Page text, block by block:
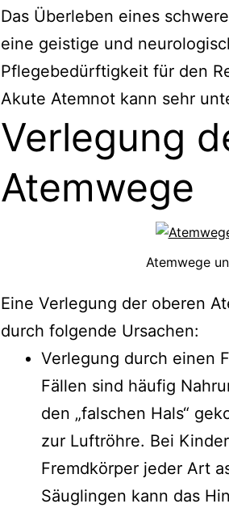
Das Überleben eines
eine geistige und
Pflegebedürftigkeit für den
Akute Atemnot kann sehr
Verlegung
Atemwege
Atemwege
Eine Verlegung der oberen
durch folgende Ursachen:
Verlegung durch einen
Fällen sind häufig
den „falschen Hals“
zur Luftröhre. Bei
Fremdkörper jeder Art
Säuglingen kann das